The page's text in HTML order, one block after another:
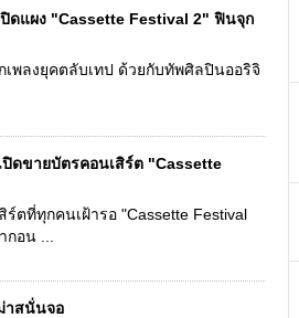
ดแผง "Cassette Festival 2" ฟินจุก
เพลงยุคตลับเทป ด้วยกับทัพศิลปินออริจิ
ดขายบัตรคอนเสิร์ต "Cassette
ตที่ทุกคนเฝ้ารอ "Cassette Festival
อน ...
าสนั่นจอ